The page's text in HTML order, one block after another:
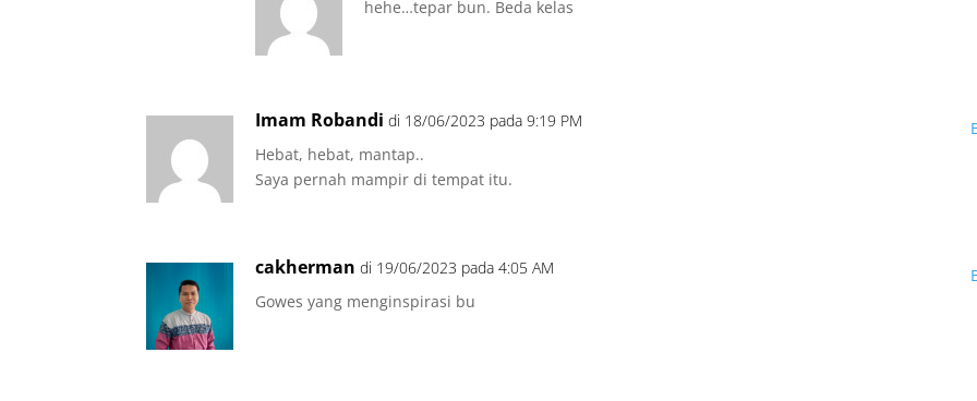
hehe…tepar bun. Beda kelas
Imam Robandi di 18/06/2023 pada 9:19 PM
Hebat, hebat, mantap..
Saya pernah mampir di tempat itu.
cakherman di 19/06/2023 pada 4:05 AM
Gowes yang menginspirasi bu